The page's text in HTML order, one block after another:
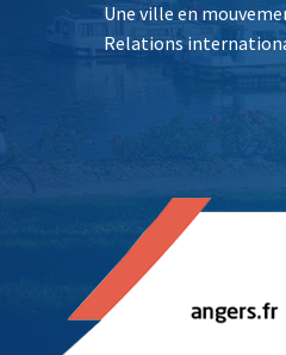
Une ville en
Relations
Ouvre une nouvelle fenêtre
fenêtre